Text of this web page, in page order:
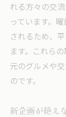
れる方々の交
っています。
されるため、
ます。これら
元のグルメや
のです。
新企画が絶え